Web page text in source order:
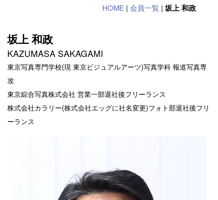
HOME | 会員一覧 |坂上 和政
坂上 和政
KAZUMASA SAKAGAMI
東京写真専門学校(現 東京ビジュアルアーツ)写真学科 報道写真専
攻
東京綜合写真株式会社 営業一部退社後フリーランス
株式会社カラリー(株式会社エッグに社名変更)フォト部退社後フリ
ーランス